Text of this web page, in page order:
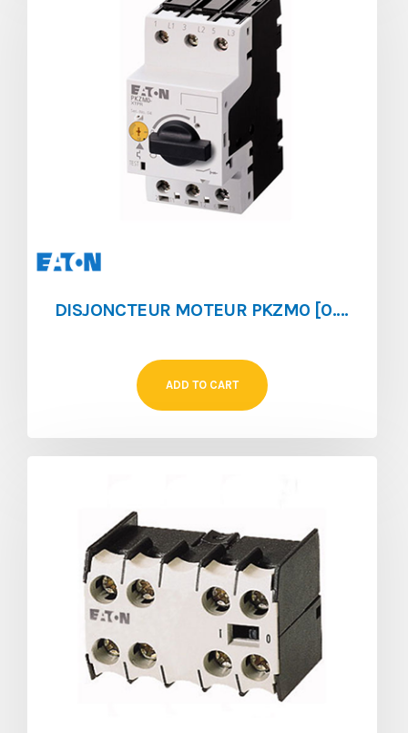
DISJONCTEUR MOTEUR PKZM0 [0.1 ‐ 0.16]
ADD TO CART